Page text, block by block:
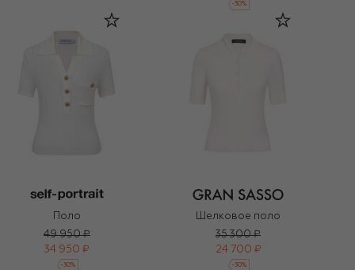
-30%
Поло
49 950 ₽
34 950 ₽
-30%
Шелковое поло
35 300 ₽
24 700 ₽
-30%